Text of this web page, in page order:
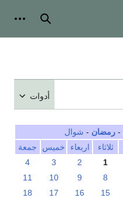
بحث
أدوات
-رمضان - شوال
ثلاثاء اربعاء خميس
جمعة
1
2
3
4
8
9
10
11
15
16
17
18